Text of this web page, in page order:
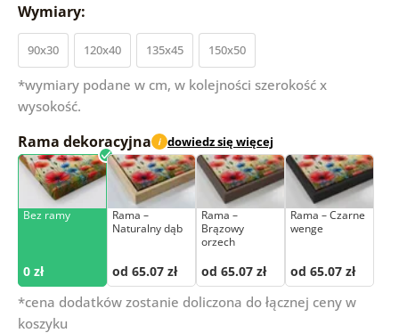
Wymiary:
90x30 120x40 135x45 150x50
*wymiary podane w cm, w kolejności szerokość x
wysokość.
Rama dekoracyjna i dowiedz się więcej
Bez ramy
0 zł
Rama –
Naturalny dąb
od 65.07 zł
Rama –
Brązowy
orzech
od 65.07 zł
Rama – Czarne
wenge
od 65.07 zł
*cena dodatków zostanie doliczona do łącznej ceny w
koszyku